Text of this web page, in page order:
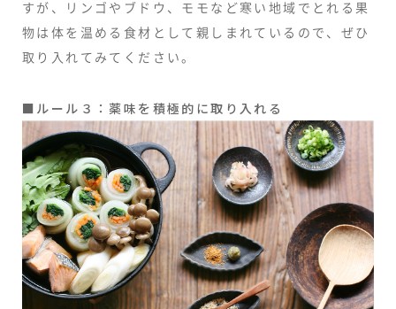
すが、リンゴやブドウ、モモなど寒い地域でとれる果
物は体を温める食材として親しまれているので、ぜひ
取り入れてみてください。
■ルール３：薬味を積極的に取り入れる